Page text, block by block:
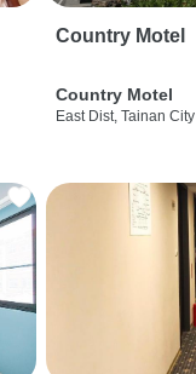
Country Motel
Country Motel
East Dist, Tainan City